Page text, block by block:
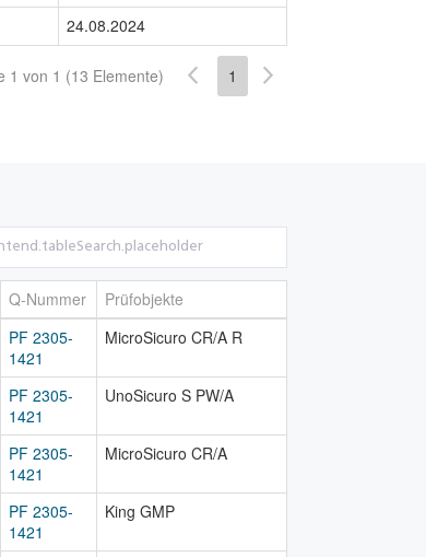
24.08.2024
1 von 1 (13 Elemente) 1
Q-Nummer
Prüfobjekte
PF 2305-
1421
MicroSicuro CR/A R
PF 2305-
1421
UnoSicuro S PW/A
PF 2305-
1421
MicroSicuro CR/A
PF 2305-
1421
King GMP